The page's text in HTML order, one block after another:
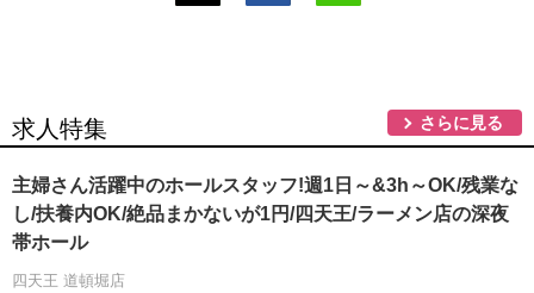
求人特集 さらに見る
主婦さん活躍中のホールスタッフ!週1日～&3h～OK/残業な
し/扶養内OK/絶品まかないが1円/四天王/ラーメン店の深夜
帯ホール
四天王 道頓堀店